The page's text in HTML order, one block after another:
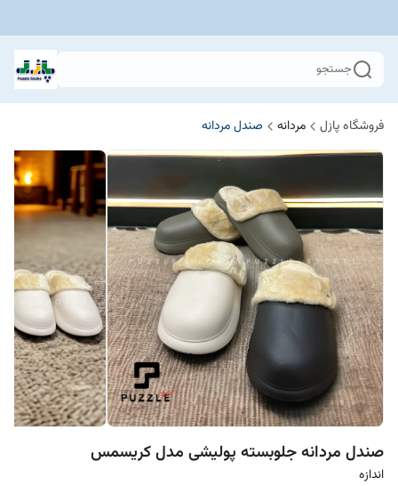
جستجو
فروشگاه پازل مردانه صندل مردانه
صندل مردانه جلوبسته پولیشی مدل کریسمس
اندازه